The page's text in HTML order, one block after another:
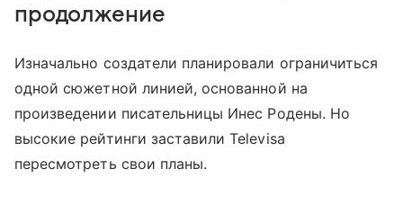
продолжение
Изначально создатели планировали ограничиться
одной сюжетной линией, основанной на
произведении писательницы Инес Родены. Но
высокие рейтинги заставили Televisa
пересмотреть свои планы.